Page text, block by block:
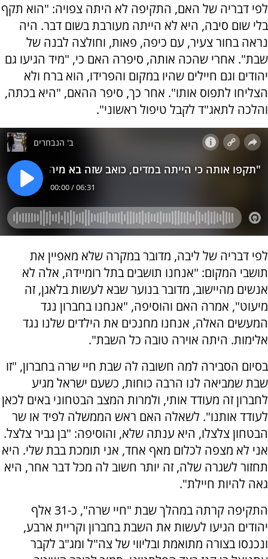
לפי דבריה של האם, התקיפה לא היתה צפויה: "הוא תקף
בלי שום סיבה, היא לא הייתה מעורבת בשום דבר. היה
נראה בחור צעיר, עם כיפה, פאות, וחולצה לבנה של
שבת". אחרי שהכה אותה, סיפרה האם כי, "מיד הגיעו גם
יהודים וגם חיילים שהיו במקום והפרידו, הוא ברח ולא
הצליחו לתפוס אותו". אחר כך, סיפר ההאם, "היא בכתה,
והלכה לתאג"ד לקבל טיפול ראשוני".
לפי דבריה של ליבה, מדובר במקרה שלא מאפיין את
תושבי המקום: "אנחנו תושבים בתל רומיידה, אלה לא
אנשים מהיישוב, מדובר בנוער שבא לעשות בלאגן, זה
מיעוט", אמרה האם והוסיפה, "אנחנו בחברון נגד
המעשים האלה, אנחנו מחנכים את הילדים שלנו נגד
אלימות. היתה אוירה טובה כל השבת".
בסיום הסבירה למה חשובה לה שבת חיי שרה בחברון, "זו
שבת שמביאה לנו הרבה כוחות, כשעם ישראל מגיע
לחברון זה מעודד אותי, ולמרות המצב הבטחוני באים לכאן
לעודד אותנו". לשאלה האם ראש הממשלה לפיד או שר
הבטחון צלצלו, היא ענתה שלא, והוסיפה: "בן גביר צלצל.
אני לא מצפה לכלום מאף אחד, אני תומכת בבת שלי. היא
תחזור לשגרה שלה, זה יותר חשוב לה מכל דבר אחר, היא
גאה להיות חיילת".
התקיפה קרתה במהלך שבת "חיי שרה", כ-31 אלף
יהודים הגיעו לעשות את השבת בחברון וקריית ארבע,
ונכנסו בצורה מתואמת ובליווי של צה"ל ומג"ב לקבר